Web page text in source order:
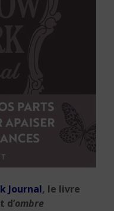
Journal, le livre
d’ombre